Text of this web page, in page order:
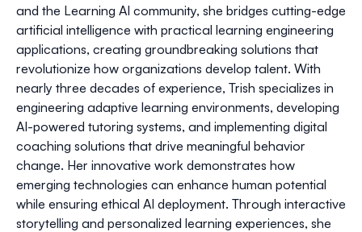
and the Learning AI community, she bridges cutting-edge
artificial intelligence with practical learning engineering
applications, creating groundbreaking solutions that
revolutionize how organizations develop talent. With
nearly three decades of experience, Trish specializes in
engineering adaptive learning environments, developing
AI-powered tutoring systems, and implementing digital
coaching solutions that drive meaningful behavior
change. Her innovative work demonstrates how
emerging technologies can enhance human potential
while ensuring ethical AI deployment. Through interactive
storytelling and personalized learning experiences, she